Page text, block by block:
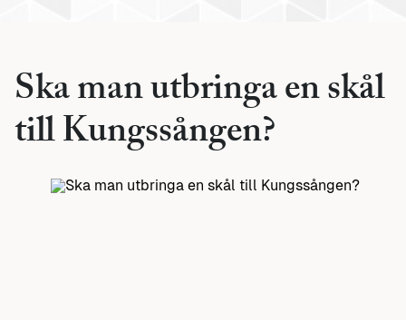
Ska man utbringa en skål
till Kungssången?